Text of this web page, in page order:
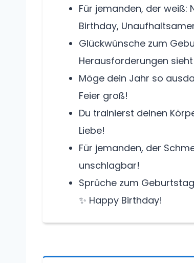
Für jemanden, der weiß:
Birthday,
Glückwünsche zum
Herausforderungen
Möge dein Jahr so
Feier groß!
Du trainierst deinen
Liebe!
Für jemanden, der
unschlagbar!
Sprüche zum
✨ Happy Birthday!